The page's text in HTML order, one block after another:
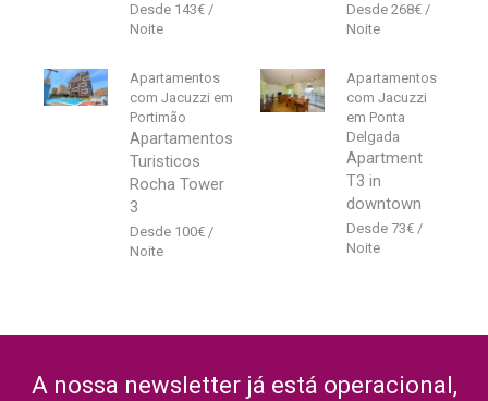
143€ 268€
Apartamentos
com Jacuzzi em
Portimão
Apartamentos
Turisticos
Rocha Tower
3
100€
Apartamentos
com Jacuzzi
em Ponta
Delgada
Apartment
T3 in
downtown
73€
A nossa newsletter já está operacional,